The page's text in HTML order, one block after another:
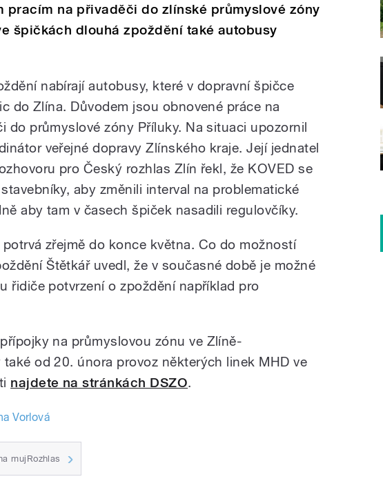
pracím na přivaděči do zlínské průmyslové zóny
špičkách dlouhá zpoždění také autobusy
nabírají autobusy, které v dopravní špičce
do Zlína. Důvodem jsou obnovené práce na
do průmyslové zóny Příluky. Na situaci upozornil
veřejné dopravy Zlínského kraje. Její jednatel
pro Český rozhlas Zlín řekl, že KOVED se
aby změnili interval na problematické
aby tam v časech špiček nasadili regulovčíky.
zřejmě do konce května. Co do možností
Štětkář uvedl, že v současné době je možné
řidiče potvrzení o zpoždění například pro
na průmyslovou zónu ve Zlíně-
také od 20. února provoz některých linek MHD ve
najdete na stránkách DSZO.
Vorlová
mujRozhlas